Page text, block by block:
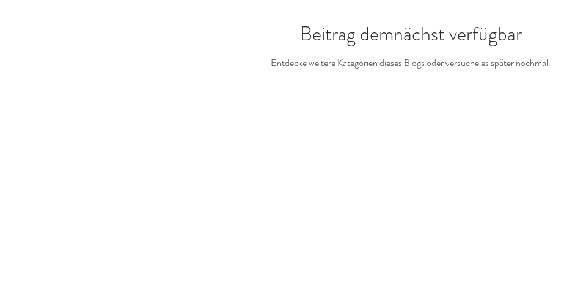
Beitrag demnächst verfügbar
Entdecke weitere Kategorien dieses Blogs oder versuche es später nochmal.